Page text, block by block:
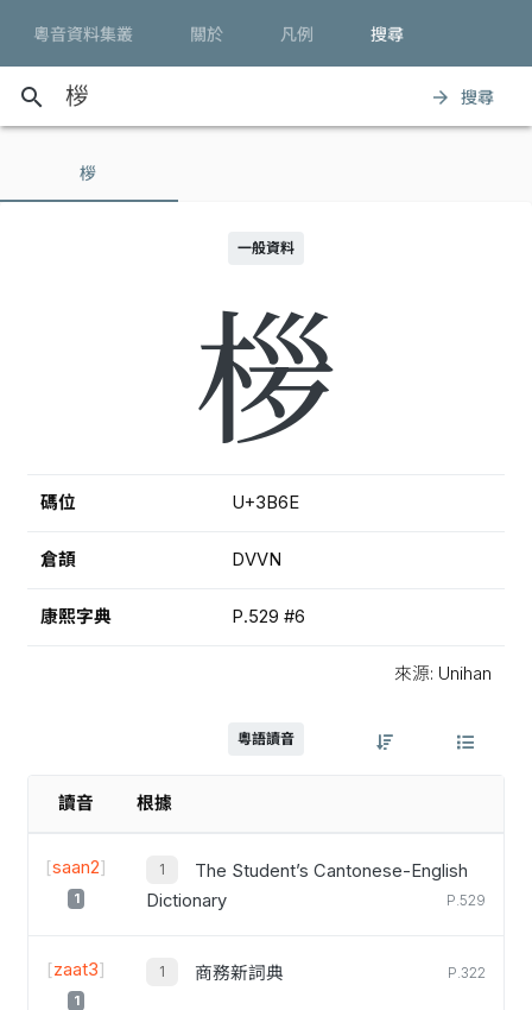
粵音資料集叢 關於 凡例 搜尋
search arrow_forward 搜尋
㭮
一般資料
㭮
碼位 U+3B6E
倉頡 DVVN
康熙字典 P.529 #6
來源: Unihan
粵語讀音
讀音 根據
[saan2]
1
The Student’s Cantonese-English
Dictionary
P.529
[zaat3]
1
商務新詞典 P.322